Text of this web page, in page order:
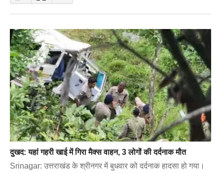
दुखद: यहां गहरी खाई में गिरा मैक्स वाहन, 3 लोगों की दर्दनाक मौत
Srinagar: उत्तराखंड के श्रीनगर में बुधवार को दर्दनाक हादसा हो गया।